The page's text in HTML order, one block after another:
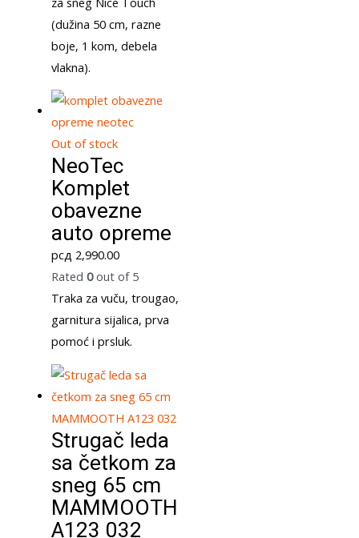
(dužina 50 cm, razne
boje, 1 kom, debela
vlakna).
Out of stock
NeoTec
Komplet
obavezne
auto opreme
рсд 2,990.00
Rated 0out of 5
Traka za vuču, trougao,
garnitura sijalica, prva
pomoć i prsluk.
Strugač leda
sa četkom za
sneg 65 cm
MAMMOOTH
A123 032